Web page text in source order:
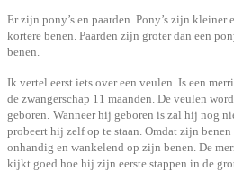
Er zijn pony’s en paarden. Pony’s zijn
kortere benen. Paarden zijn groter dan een
benen.
Ik vertel eerst iets over een veulen. Is een
de zwangerschap 11 maanden. De veulen
geboren. Wanneer hij geboren is zal hij nog
probeert hij zelf op te staan. Omdat zijn
onhandig en wankelend op zijn benen. De
kijkt goed hoe hij zijn eerste stappen in de